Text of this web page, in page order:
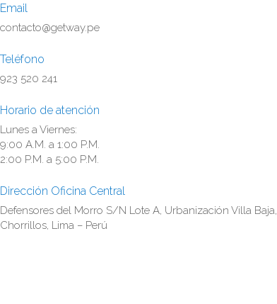
Email
contacto@getway.pe
Teléfono
923 520 241
Horario de atención
Lunes a Viernes:
9:00 A.M. a 1:00 P.M.
2:00 P.M. a 5:00 P.M.
Dirección Oficina Central
Defensores del Morro S/N Lote A, Urbanización Villa Baja,
Chorrillos, Lima – Perú